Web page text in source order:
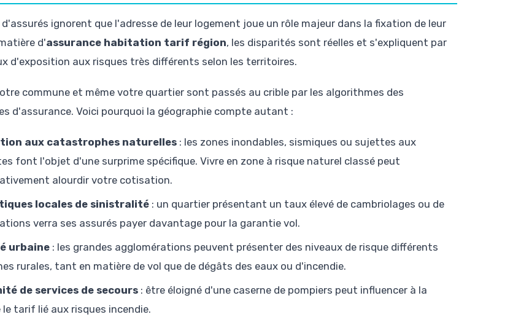
ignorent que l'adresse de leur logement joue un rôle majeur dans la fixation de leur
d'assurance habitation tarif région, les disparités sont réelles et s'expliquent par
d'exposition aux risques très différents selon les territoires.
commune et même votre quartier sont passés au crible par les algorithmes des
d'assurance. Voici pourquoi la géographie compte autant :
aux catastrophes naturelles : les zones inondables, sismiques ou sujettes aux
font l'objet d'une surprime spécifique. Vivre en zone à risque naturel classé peut
alourdir votre cotisation.
locales de sinistralité : un quartier présentant un taux élevé de cambriolages ou de
verra ses assurés payer davantage pour la garantie vol.
urbaine : les grandes agglomérations peuvent présenter des niveaux de risque différents
rurales, tant en matière de vol que de dégâts des eaux ou d'incendie.
de services de secours : être éloigné d'une caserne de pompiers peut influencer à la
le tarif lié aux risques incendie.